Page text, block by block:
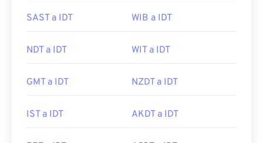
SAST a IDT WIB a IDT
NDT a IDT WIT a IDT
GMT a IDT NZDT a IDT
IST a IDT AKDT a IDT